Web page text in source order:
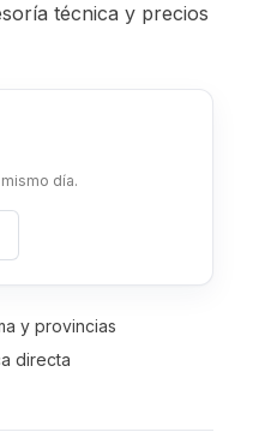
técnica y precios
día.
y provincias
directa